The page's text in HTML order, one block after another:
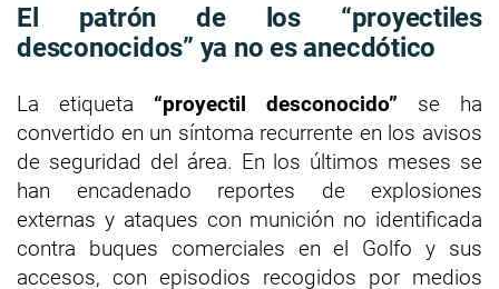
El patrón de los “proyectiles
desconocidos” ya no es anecdótico
La etiqueta “proyectil desconocido” se ha
convertido en un síntoma recurrente en los avisos
de seguridad del área. En los últimos meses se
han encadenado reportes de explosiones
externas y ataques con munición no identificada
contra buques comerciales en el Golfo y sus
accesos, con episodios recogidos por medios